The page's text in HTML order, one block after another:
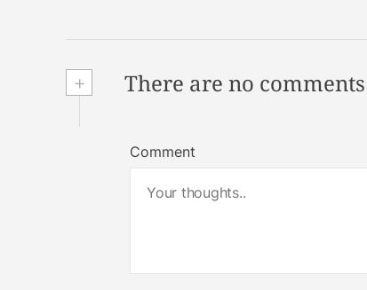
+ There are no comments
Comment